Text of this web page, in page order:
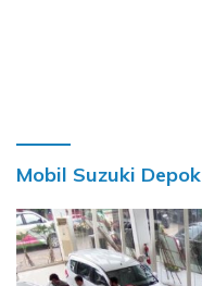
Mobil Suzuki Depok